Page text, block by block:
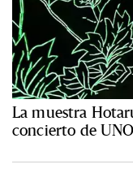
La muestra
concierto de